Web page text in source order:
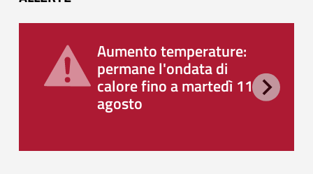
Aumento temperature:
permane l'ondata di
calore fino a martedì 11
agosto